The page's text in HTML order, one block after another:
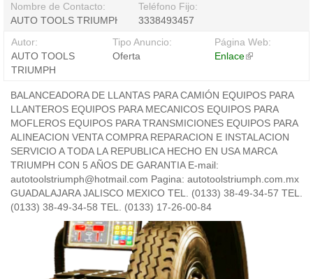
Nombre de Contacto:
AUTO TOOLS TRIUMPH
Teléfono Fijo:
3338493457
Autor:
AUTO TOOLS
TRIUMPH
Tipo Anuncio:
Oferta
Página Web:
Enlace(link
BALANCEADORA DE LLANTAS PARA CAMIÓN EQUIPOS PARA
LLANTEROS EQUIPOS PARA MECANICOS EQUIPOS PARA
MOFLEROS EQUIPOS PARA TRANSMICIONES EQUIPOS PARA
ALINEACION VENTA COMPRA REPARACION E INSTALACION
SERVICIO A TODA LA REPUBLICA HECHO EN USA MARCA
TRIUMPH CON 5 AÑOS DE GARANTIA E-mail:
autotoolstriumph@hotmail.com Pagina: autotoolstriumph.com.mx
GUADALAJARA JALISCO MEXICO TEL. (0133) 38-49-34-57 TEL.
(0133) 38-49-34-58 TEL. (0133) 17-26-00-84